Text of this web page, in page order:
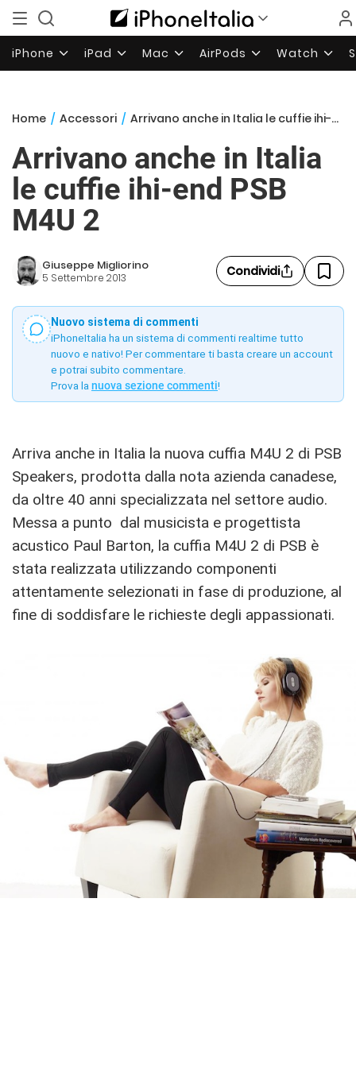
iPhone iPad Mac AirPods Watch
Home / Accessori / Arrivano anche in Italia le cuffie ihi-end PSB M4U 2
Arrivano anche in Italia
le cuffie ihi-end PSB
M4U 2
Giuseppe Migliorino
5 Settembre 2013 Condividi
Nuovo sistema di commenti
iPhoneItalia ha un sistema di commenti realtime tutto
nuovo e nativo! Per commentare ti basta creare un account
e potrai subito commentare.
Prova la nuova sezione commenti!
Arriva anche in Italia la nuova cuffia M4U 2 di PSB
Speakers, prodotta dalla nota azienda canadese,
da oltre 40 anni specializzata nel settore audio.
Messa a punto dal musicista e progettista
acustico Paul Barton, la cuffia M4U 2 di PSB è
stata realizzata utilizzando componenti
attentamente selezionati in fase di produzione, al
fine di soddisfare le richieste degli appassionati.